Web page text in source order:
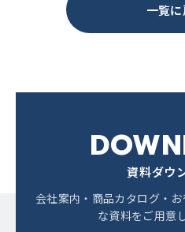
一覧に
資料ダウ
会社案内・商品カタログ・お
な資料をご用意